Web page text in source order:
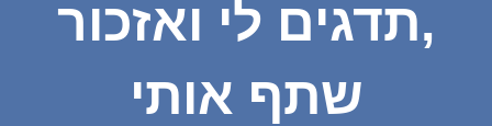
תדגים לי ואזכור,
שתף אותי